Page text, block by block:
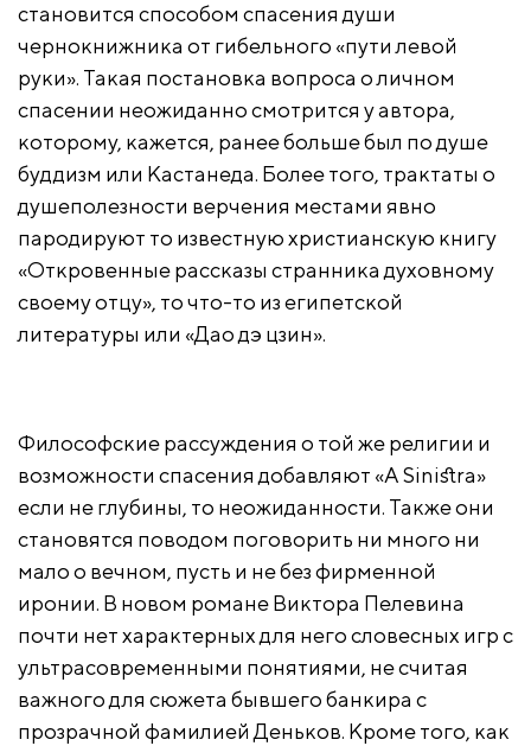
становится способом спасения души
чернокнижника от гибельного «пути левой
руки». Такая постановка вопроса о личном
спасении неожиданно смотрится у автора,
которому, кажется, ранее больше был по душе
буддизм или Кастанеда. Более того, трактаты о
душеполезности верчения местами явно
пародируют то известную христианскую книгу
«Откровенные рассказы странника духовному
своему отцу», то что-то из египетской
литературы или «Дао дэ цзин».
Философские рассуждения о той же религии и
возможности спасения добавляют «A Sinistra»
если не глубины, то неожиданности. Также они
становятся поводом поговорить ни много ни
мало о вечном, пусть и не без фирменной
иронии. В новом романе Виктора Пелевина
почти нет характерных для него словесных игр с
ультрасовременными понятиями, не считая
важного для сюжета бывшего банкира с
прозрачной фамилией Деньков. Кроме того, как